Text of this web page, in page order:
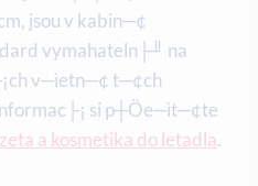
jsou v kabin─¢
vymahateln├╜ na
v─ìetn─¢ t─¢ch
si p┼Öe─ìt─¢te
a kosmetika do letadla.